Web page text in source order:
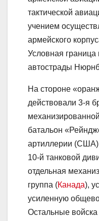
тактической
учением
армейского
Условная
автострады
На стороне
действовали 3-я
батальон
артиллерии
10-й танковой
отдельная
группа (Канада),
усиленную
Остальные